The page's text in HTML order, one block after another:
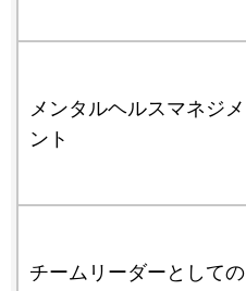
メンタルヘルスマネジメ
ント
チームリーダーとしての